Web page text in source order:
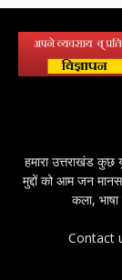
हमारा उत्तराखंड
मुद्दों को आम जन
कला,
Contact